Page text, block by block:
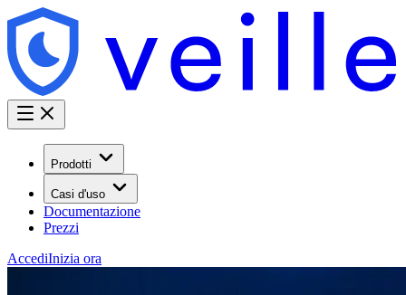
Prodotti
Casi d'uso
Documentazione
Prezzi
AccediInizia ora